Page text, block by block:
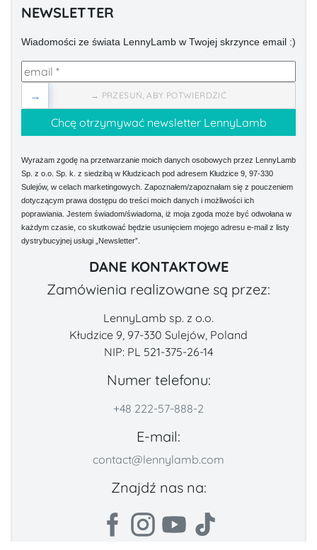
NEWSLETTER
Wiadomości ze świata LennyLamb w Twojej skrzynce email :)
→ PRZESUŃ, ABY POTWIERDZIĆ
→
Wyrażam zgodę na przetwarzanie moich danych osobowych przez LennyLamb
Sp. z o.o. Sp. k. z siedzibą w Kłudzicach pod adresem Kłudzice 9, 97-330
Sulejów, w celach marketingowych. Zapoznałem/zapoznałam się z pouczeniem
dotyczącym prawa dostępu do treści moich danych i możliwości ich
poprawiania. Jestem świadom/świadoma, iż moja zgoda może być odwołana w
każdym czasie, co skutkować będzie usunięciem mojego adresu e-mail z listy
dystrybucyjnej usługi „Newsletter”.
DANE KONTAKTOWE
Zamówienia realizowane są przez:
LennyLamb sp. z o.o.
Kłudzice 9, 97-330 Sulejów, Poland
NIP: PL 521-375-26-14
Numer telefonu:
+48 222-57-888-2
E-mail:
contact@lennylamb.com
Znajdź nas na: